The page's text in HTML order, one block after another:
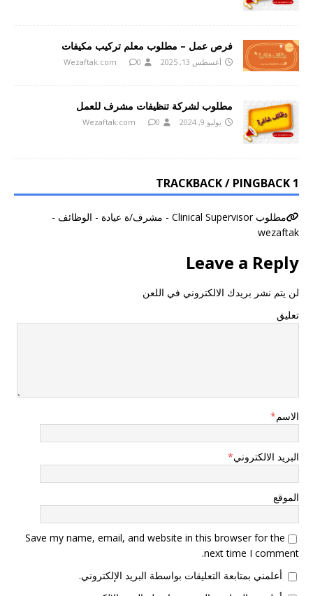
فرص عمل – مطلوب معلم تركيب مكيفات
أغسطس 13, 2025 Wezaftak.com 0
مطلوب لشركة تنظيفات مشرف للعمل
يوليو 9, 2024 Wezaftak.com 0
1 TRACKBACK / PINGBACK
مطلوب Clinical Supervisor - مشرف/ة عيادة - الوظائف -
wezaftak
Leave a Reply
لن يتم نشر بريدك الالكتروني في اللعن
تعليق
الاسم*
البريد الالكتروني*
الموقع
Save my name, email, and website in this browser for the
next time I comment.
أعلمني بمتابعة التعليقات بواسطة البريد الإلكتروني.